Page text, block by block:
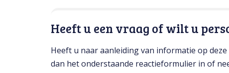
Heeft u een vraag of wilt u
Heeft u naar aanleiding van informatie op
dan het onderstaande reactieformulier in of